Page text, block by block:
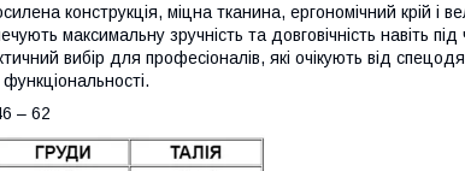
конструкція, міцна тканина, ергономічний крій і
максимальну зручність та довговічність навіть
вибір для професіоналів, які очікують від
– 62